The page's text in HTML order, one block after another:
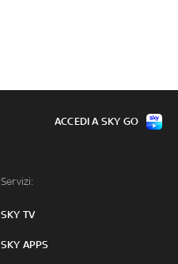
Servizi:
SKY TV
SKY APPS
ACCEDI A SKY GO